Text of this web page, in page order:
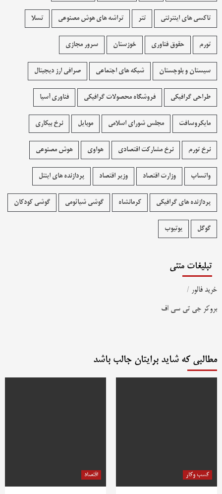
تاکسی های اینترنتی تتر تراشه های هوش مصنوعی تسلا
تورم حقوق فناوری خوزستان سرور مجازی
سیستان و بلوچستان شبکه های اجتماعی صرافی ارز دیجیتال
طراحی گرافیکی فروشگاه محصولات گرافيکی فناوری آسیا
مایکروسافت مجلس شورای اسلامی موبایل نرخ بیکاری
نرخ تورم نرخ مشارکت اقتصادی هواوی هوش مصنوعی
واتساپ وزارت اقتصاد وزیر اقتصاد پردازنده های اینتل
پردازنده های گرافیکی کرمانشاه گوشی شیائومی گوشی کودکان
گوگل یوتیوب
تبلیغات متنی
خرید فالور /
بروکر جی تی سی اف
مطالبی که شاید برایتان جالب باشد
کسب وکار اقتصاد